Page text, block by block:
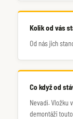
Kolik od vás
Od nás jich
Co když od
Nevadí. Vložku
demontáži